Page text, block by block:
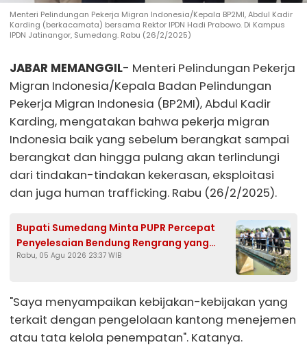
Menteri Pelindungan Pekerja Migran Indonesia/Kepala BP2MI, Abdul Kadir
Karding (berkacamata) bersama Rektor IPDN Hadi Prabowo. Di Kampus
IPDN Jatinangor, Sumedang. Rabu (26/2/2025)
JABAR MEMANGGIL- Menteri Pelindungan Pekerja
Migran Indonesia/Kepala Badan Pelindungan
Pekerja Migran Indonesia (BP2MI), Abdul Kadir
Karding, mengatakan bahwa pekerja migran
Indonesia baik yang sebelum berangkat sampai
berangkat dan hingga pulang akan terlindungi
dari tindakan-tindakan kekerasan, eksploitasi
dan juga human trafficking. Rabu (26/2/2025).
Bupati Sumedang Minta PUPR Percepat
Penyelesaian Bendung Rengrang yang
Belum Berfungsi Optimal
Rabu, 05 Agu 2026 23:37 WIB
"Saya menyampaikan kebijakan-kebijakan yang
terkait dengan pengelolaan kantong menejemen
atau tata kelola penempatan". Katanya.